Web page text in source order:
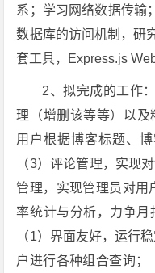
系；学习网络数据传输
数据库的访问机制，研
套工具，Express.js
2、拟完成的工作
理（增删该等等）以
用户根据博客标题、
（3）评论管理，实现
管理，实现管理员对用
率统计与分析，力争月
（1）界面友好，运行
户进行各种组合查询；